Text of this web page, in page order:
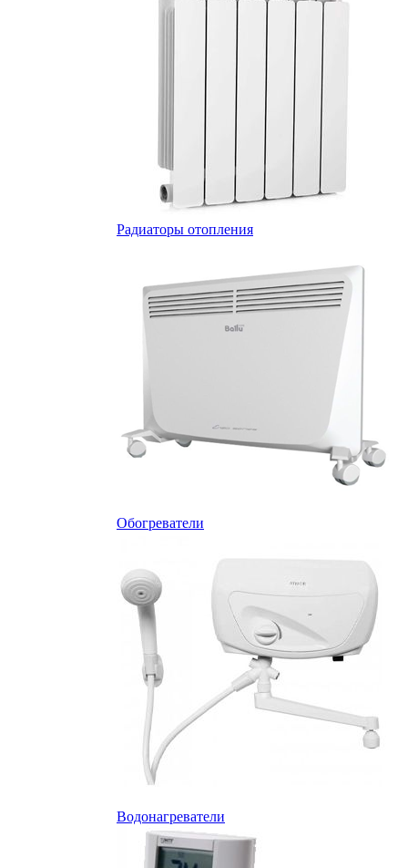
Радиаторы отопления
Обогреватели
Водонагреватели